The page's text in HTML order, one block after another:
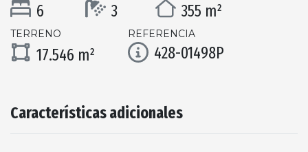
6 3 355 m²
TERRENO
17.546 m²
REFERENCIA
428-01498P
Características adicionales